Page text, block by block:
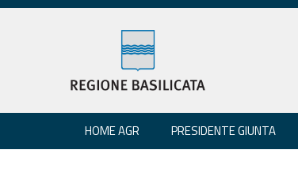
HOME AGR PRESIDENTE GIUNTA